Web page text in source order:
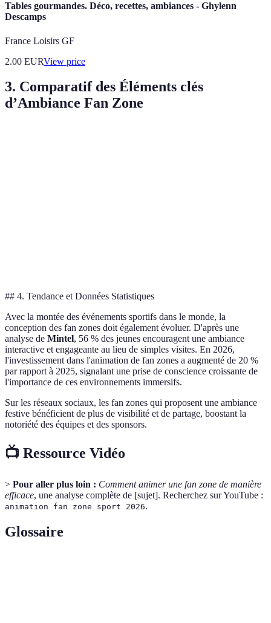
Tables gourmandes. Déco, recettes, ambiances - Ghylenn
Descamps
France Loisirs GF
2.00 EURView price
3. Comparatif des Éléments clés
d’Ambiance Fan Zone
## 4. Tendance et Données Statistiques
Avec la montée des événements sportifs dans le monde, la
conception des fan zones doit également évoluer. D'après une
analyse de Mintel, 56 % des jeunes encouragent une ambiance
interactive et engageante au lieu de simples visites. En 2026,
l'investissement dans l'animation de fan zones a augmenté de 20 %
par rapport à 2025, signalant une prise de conscience croissante de
l'importance de ces environnements immersifs.
Sur les réseaux sociaux, les fan zones qui proposent une ambiance
festive bénéficient de plus de visibilité et de partage, boostant la
notoriété des équipes et des sponsors.
📺 Ressource Vidéo
> Pour aller plus loin : Comment animer une fan zone de manière
efficace, une analyse complète de [sujet]. Recherchez sur YouTube :
animation fan zone sport 2026.
Glossaire